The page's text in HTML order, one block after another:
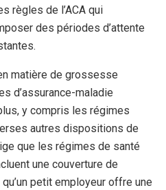
règles de l’ACA qui
des périodes d’attente
matière de grossesse
d’assurance-maladie
y compris les régimes
autres dispositions de
que les régimes de santé
une couverture de
petit employeur offre une